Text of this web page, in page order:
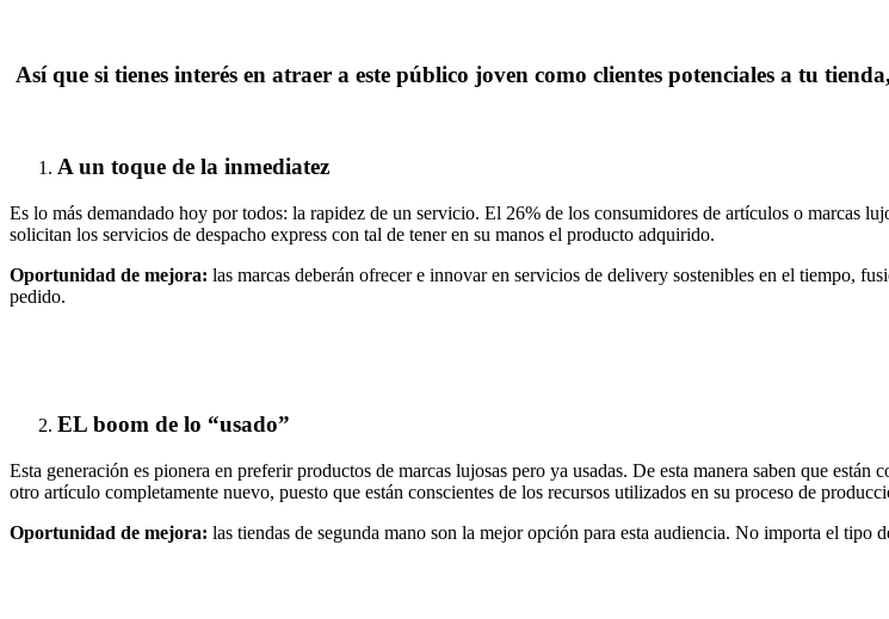
Así que si tienes interés en atraer a este público joven como clientes potenciales a tu
A un toque de la inmediatez
Es lo más demandado hoy por todos: la rapidez de un servicio. El 26% de los consumidores de artículos o marcas
solicitan los servicios de despacho express con tal de tener en su manos el producto adquirido.
Oportunidad de mejora: las marcas deberán ofrecer e innovar en servicios de delivery sostenibles en el tiempo,
pedido.
EL boom de lo “usado”
Esta generación es pionera en preferir productos de marcas lujosas pero ya usadas. De esta manera saben que
otro artículo completamente nuevo, puesto que están conscientes de los recursos utilizados en su proceso de
Oportunidad de mejora: las tiendas de segunda mano son la mejor opción para esta audiencia. No importa el tipo